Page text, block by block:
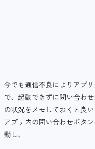
今でも通信不良によりアプ
で、起動できずに問い合わ
の状況をメモしておくと良い
アプリ内の問い合わせボタ
動し、